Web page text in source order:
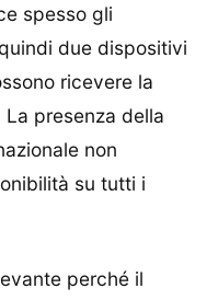
spesso gli
due dispositivi
ricevere la
presenza della
non
su tutti i
perché il